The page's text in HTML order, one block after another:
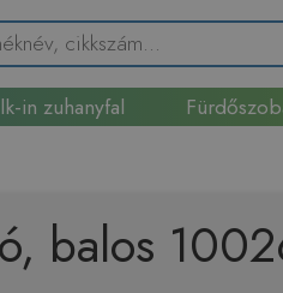
in zuhanyfal
balos